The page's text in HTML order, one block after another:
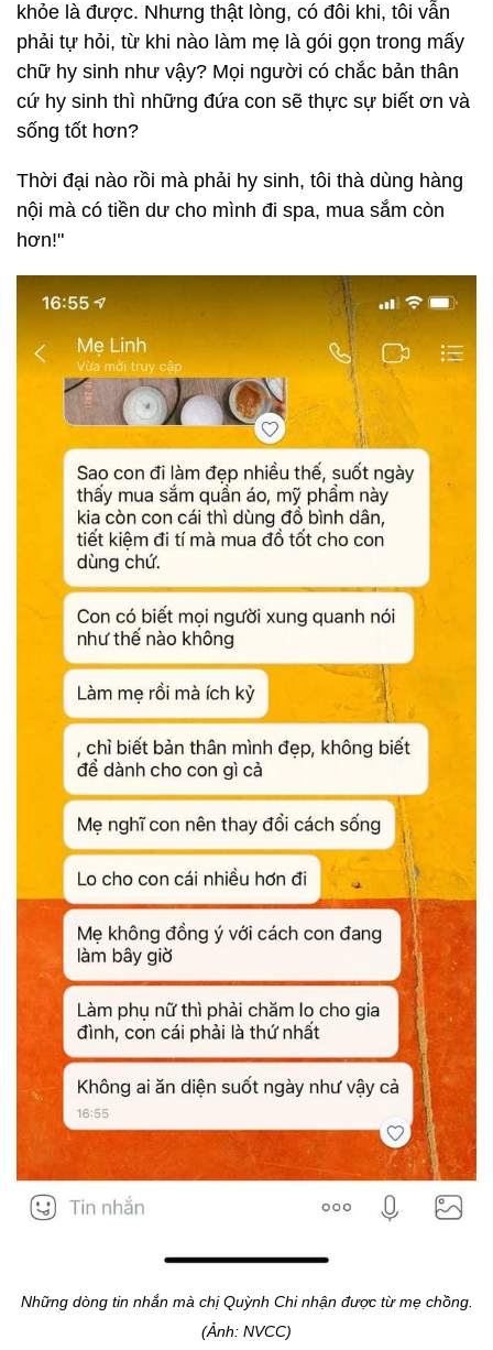
khỏe là được. Nhưng thật lòng, có đôi khi, tôi vẫn
phải tự hỏi, từ khi nào làm mẹ là gói gọn trong mấy
chữ hy sinh như vậy? Mọi người có chắc bản thân
cứ hy sinh thì những đứa con sẽ thực sự biết ơn và
sống tốt hơn?
Thời đại nào rồi mà phải hy sinh, tôi thà dùng hàng
nội mà có tiền dư cho mình đi spa, mua sắm còn
hơn!"
Những dòng tin nhắn mà chị Quỳnh Chi nhận được từ mẹ chồng.
(Ảnh: NVCC)